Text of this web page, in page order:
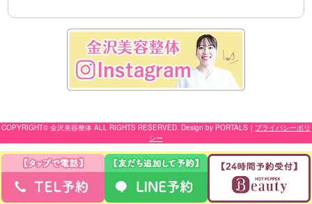
COPYRIGHT© 金沢美容整体 ALL RIGHTS RESERVED. Design by PORTALS ｜ プライバシーポリ
シー